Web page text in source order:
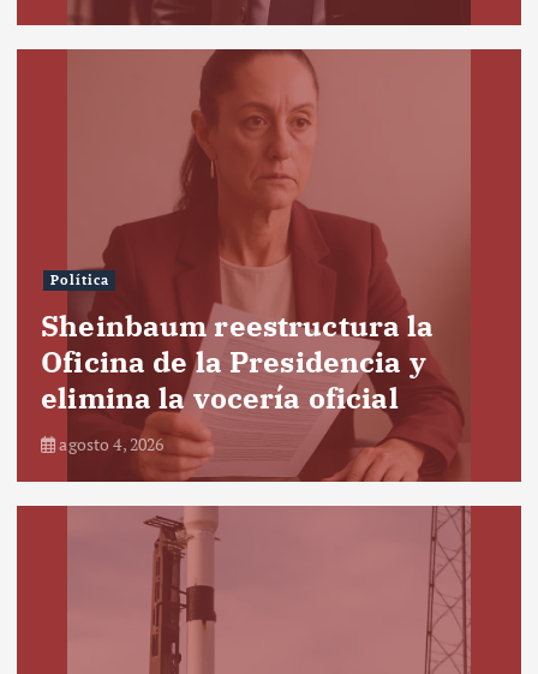
Política
Sheinbaum reestructura la
Oficina de la Presidencia y
elimina la vocería oficial
agosto 4, 2026